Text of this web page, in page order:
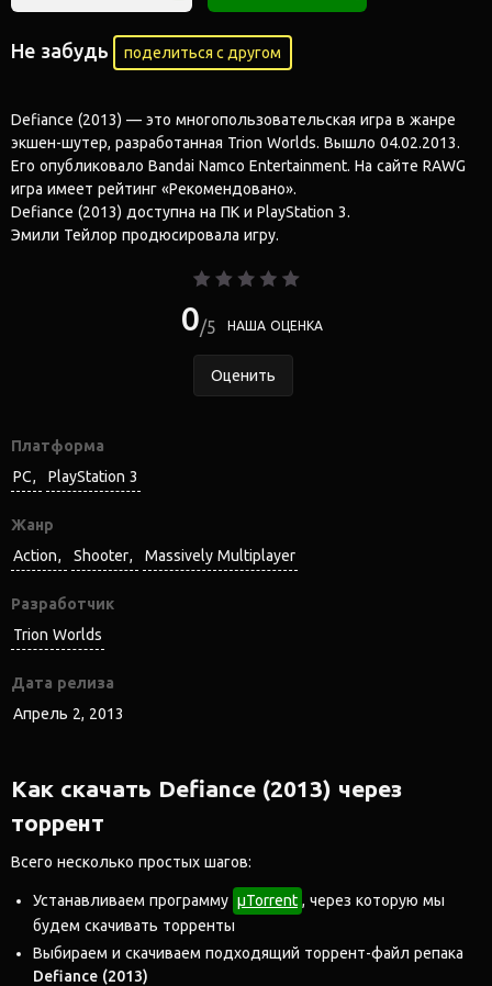
Не забудь поделиться с другом
Defiance (2013) — это многопользовательская игра в жанре
экшен-шутер, разработанная Trion Worlds. Вышло 04.02.2013.
Его опубликовало Bandai Namco Entertainment. На сайте RAWG
игра имеет рейтинг «Рекомендовано».
Defiance (2013) доступна на ПК и PlayStation 3.
Эмили Тейлор продюсировала игру.
0 5 НАША ОЦЕНКА
Оценить
Платформа
PC
PlayStation 3
Жанр
Action
Shooter Massively Multiplayer
Разработчик
Trion Worlds
Дата релиза
Апрель 2, 2013
Как скачать Defiance (2013) через
торрент
Всего несколько простых шагов:
Устанавливаем программу μTorrent , через которую мы
будем скачивать торренты
Выбираем и скачиваем подходящий торрент-файл репака
Defiance (2013)